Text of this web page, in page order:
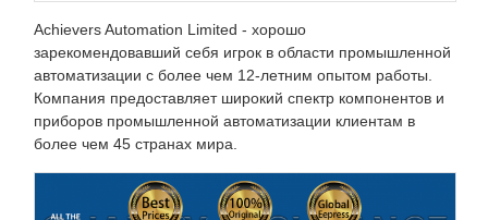
Achievers Automation Limited - хорошо
зарекомендовавший себя игрок в области промышленной
автоматизации с более чем 12-летним опытом работы.
Компания предоставляет широкий спектр компонентов и
приборов промышленной автоматизации клиентам в
более чем 45 странах мира.